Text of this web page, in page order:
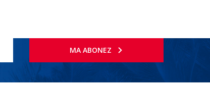
MA ABONEZ